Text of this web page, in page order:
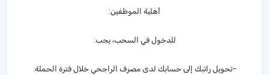
أهلية الموظفين:
للدخول في السحب، يجب:
-تحويل راتبك إلى حسابك لدى مصرف الراجحي خلال فترة الحملة.